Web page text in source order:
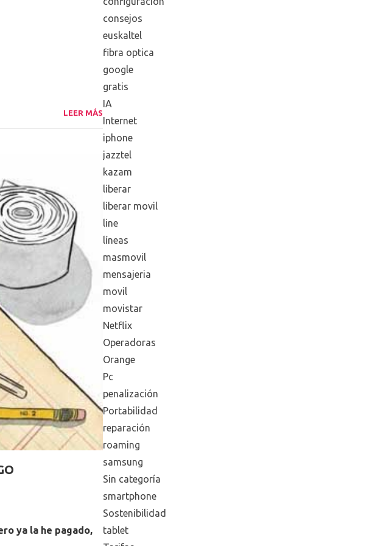
LEER MÁS
ya la he pagado,
consejos
euskaltel
fibra optica
google
gratis
IA
Internet
iphone
jazztel
kazam
liberar
liberar movil
line
líneas
masmovil
mensajeria
movil
movistar
Netflix
Operadoras
Orange
Pc
penalización
Portabilidad
reparación
roaming
samsung
Sin categoría
smartphone
Sostenibilidad
tablet